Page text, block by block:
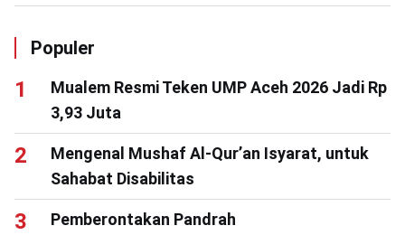
Populer
Mualem Resmi Teken UMP Aceh 2026 Jadi Rp
3,93 Juta
Mengenal Mushaf Al-Qur’an Isyarat, untuk
Sahabat Disabilitas
Pemberontakan Pandrah